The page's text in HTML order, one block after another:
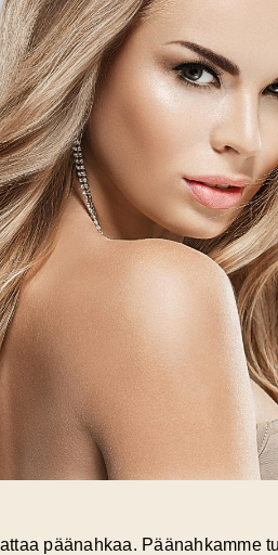
päänahkaa. Päänahkamme